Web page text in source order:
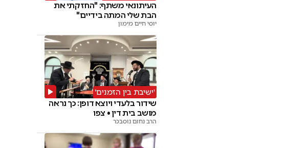
העיתונאי משתף: "החזקתי את
הבת שלי המתה בידיים"
יוסי חיים מימון
'ישיבת בין הזמנים'
שידור בלעדי ויוצא דופן: כך נראה
מושב בית דין • צפו
הרב נחום נוסבכר